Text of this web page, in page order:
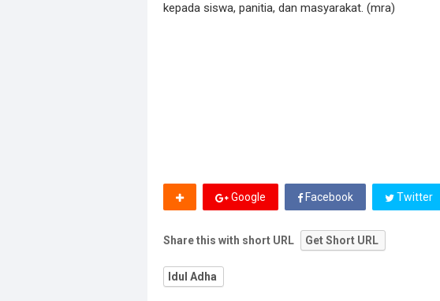
kepada siswa, panitia, dan masyarakat. (mra)
Google Facebook Twitter
Share this with short URL Get Short URL
Idul Adha